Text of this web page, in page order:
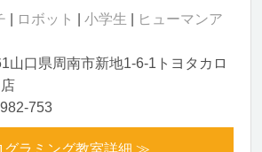
ロボット 小学生
ヒューマンア
山口県周南市新地1-6-1トヨタカロ
753
グラミング教室詳細 ≫